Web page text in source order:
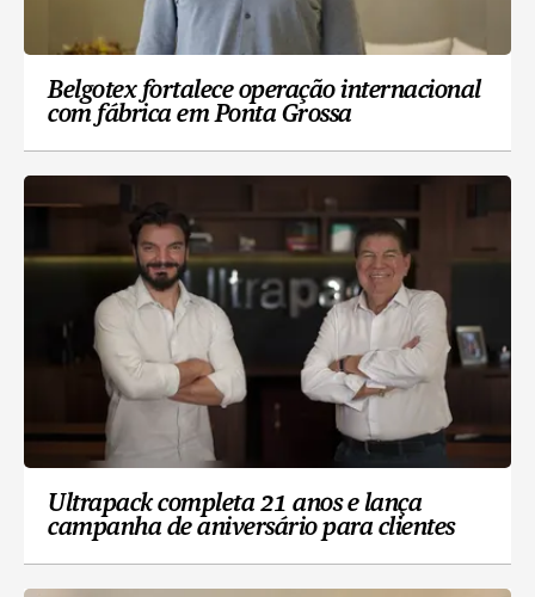
Belgotex fortalece operação internacional
com fábrica em Ponta Grossa
Ultrapack completa 21 anos e lança
campanha de aniversário para clientes